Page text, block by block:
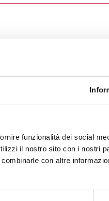
funzionalità dei social
il nostro sito con i nostri
con altre